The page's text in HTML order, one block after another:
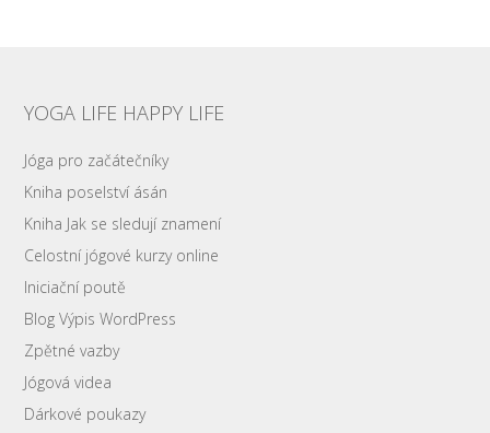
YOGA LIFE HAPPY LIFE
Jóga pro začátečníky
Kniha poselství ásán
Kniha Jak se sledují znamení
Celostní jógové kurzy online
Iniciační poutě
Blog Výpis WordPress
Zpětné vazby
Jógová videa
Dárkové poukazy